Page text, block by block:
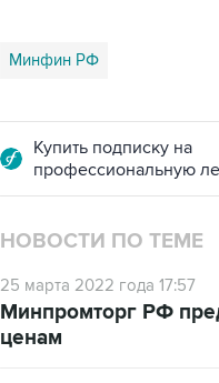
Минфин РФ
Купить подписку на
профессиональную
НОВОСТИ ПО ТЕМЕ
25 марта 2022 года 17:57
Минпромторг РФ
ценам